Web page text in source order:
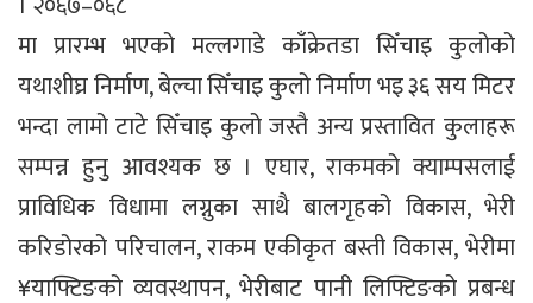
मा प्रारम्भ भएको मल्लगाडे काँक्रेतडा सिँचाइ कुलोको
यथाशीघ्र निर्माण, बेल्चा सिँचाइ कुलो निर्माण भइ ३६ सय मिटर
भन्दा लामो टाटे सिँचाइ कुलो जस्तै अन्य प्रस्तावित कुलाहरू
सम्पन्न हुनु आवश्यक छ । एघार, राकमको क्याम्पसलाई
प्राविधिक विधामा लग्नुका साथै बालगृहको विकास, भेरी
करिडोरको परिचालन, राकम एकीकृत बस्ती विकास, भेरीमा
¥याफ्टिङको व्यवस्थापन, भेरीबाट पानी लिफ्टिङको प्रबन्ध